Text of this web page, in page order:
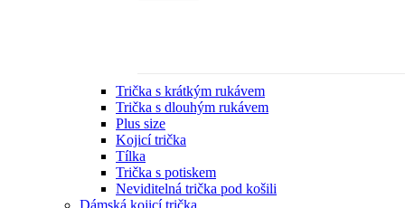
Trička s krátkým rukávem
Trička s dlouhým rukávem
Plus size
Kojicí trička
Tílka
Trička s potiskem
Neviditelná trička pod košili
Dámská kojicí trička